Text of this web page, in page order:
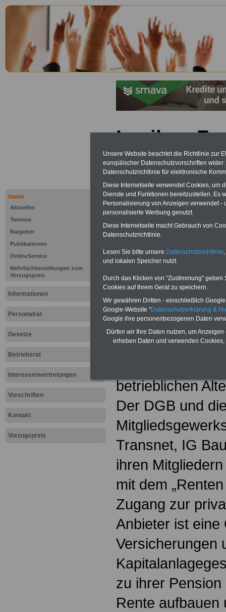
home
Aktuelles
Termine
Ratgeber
Publikationen
OnlineService
Mehrfachbestellungen zum
Vorzugspreis
Informationen
Personalrat
Gesetze
Betriebsrat
Interessenvertretungen
Vorschriften
Kontakt
Vorzugspreis
Lexikon
Renten-
Werbung mit Banner bzw.
Schon zum Festpreis von 250
Monate können Sie einen
Websitefrauen-im-
Interesse, einfach dieses
Ihre Wünsche!
Zurück zur
"FrauenSache
Dienst"
Renten-
Das
betrieblichen
Der DGB und
Transnet, IG
ihren
mit dem
Zugang zur
Anbieter ist
Versicherungen
zu ihrer
Rente aufbauen
Unsere Website beachtet die Richtlinie zur
europäischer Datenschutzvorschriften
Datenschutzrichtlinie für elektronische
Diese Internetseite verwendet Cookies, um
Dienste und Funktionen bereitzustellen. Es
Personalisierung von Anzeigen verwendet
personalisierte Werbung genutzt.
Diese Internetseite macht Gebrauch von
Datenschutzrichtlinie.
Lesen Sie bitte unsere Datenschutzrichtlinie
und lokalen Speicher nutzt.
Durch das Klicken von "Zustimmung"
Cookies auf Ihrem Gerät zu speichern.
Wir gewähren Dritten - einschließlich
Google-Website "Datenschutzerklärung &
Google ihre personenbezogenen Daten
Dürfen wir Ihre Daten nutzen, um
erheben Daten und verwenden